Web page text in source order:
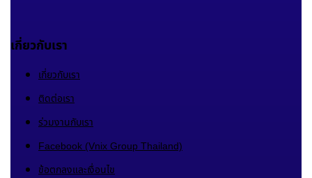
เกี่ยวกับเรา
เกี่ยวกับเรา
ติดต่อเรา
ร่วมงานกับเรา
Facebook (Vnix Group Thailand)
ข้อตกลงและเงื่อนไข